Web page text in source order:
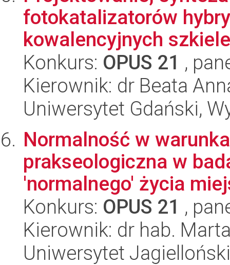
fotokatalizatorów
kowalencyjnych
Konkurs: OPUS 21 ,
Kierownik: dr Beata
Uniwersytet Gdański,
Normalność w
prakseologiczna w
'normalnego' życia
Konkurs: OPUS 21 ,
Kierownik: dr hab.
Uniwersytet